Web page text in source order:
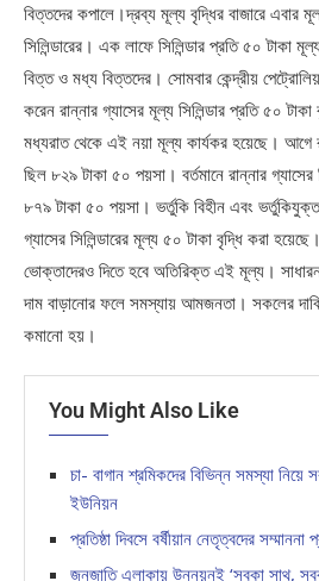
বিত্তদের কপালে।দ্রব্য মূল্য বৃদ্ধির বাজারে এবার
সিলিন্ডারের। এক লাফে সিলিন্ডার প্রতি ৫০ টাকা
বিত্ত ও মধ্য বিত্তদের। সোমবার কেন্দ্রীয়
করেন রান্নার গ্যাসের মূল্য সিলিন্ডার প্রতি ৫০
মধ্যরাত থেকে এই নয়া মূল্য কার্যকর হয়েছে। আগে
ছিল ৮২৯ টাকা ৫০ পয়সা। বর্তমানে রান্নার গ্যাসের
৮৭৯ টাকা ৫০ পয়সা। ভর্তুকি বিহীন এবং
গ্যাসের সিলিন্ডারের মূল্য ৫০ টাকা বৃদ্ধি করা
ভোক্তাদেরও দিতে হবে অতিরিক্ত এই মূল্য। সাধারন
দাম বাড়ানোর ফলে সমস্যায় আমজনতা। সকলের দাবি
কমানো হয়।
You Might Also Like
চা- বাগান শ্রমিকদের বিভিন্ন সমস্যা নিয়ে
ইউনিয়ন
প্রতিষ্ঠা দিবসে বর্ষীয়ান নেতৃত্বদের
জনজাতি এলাকায় উন্নয়নই ‘সবকা সাথ,